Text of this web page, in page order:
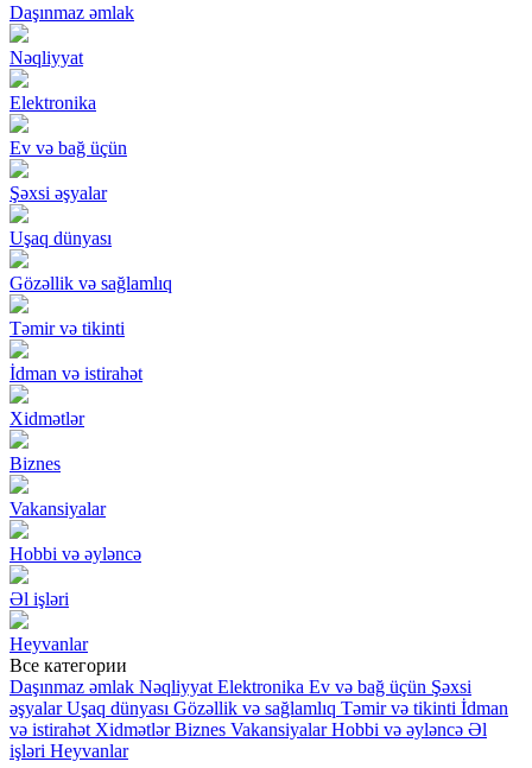
Daşınmaz əmlak
Nəqliyyat
Elektronika
Ev və bağ üçün
Şəxsi əşyalar
Uşaq dünyası
Gözəllik və sağlamlıq
Təmir və tikinti
İdman və istirahət
Xidmətlər
Biznes
Vakansiyalar
Hobbi və əyləncə
Əl işləri
Heyvanlar
Все категории
Daşınmaz əmlak Nəqliyyat Elektronika Ev və bağ üçün Şəxsi
əşyalar Uşaq dünyası Gözəllik və sağlamlıq Təmir və tikinti İdman
və istirahət Xidmətlər Biznes Vakansiyalar Hobbi və əyləncə Əl
işləri Heyvanlar